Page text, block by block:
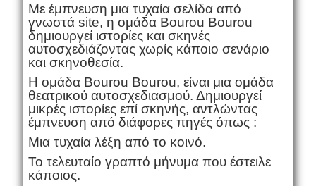
Με έμπνευση μια τυχαία σελίδα από
γνωστά site, η ομάδα Bourou Bourou
δημιουργεί ιστορίες και σκηνές
αυτοσχεδιάζοντας χωρίς κάποιο σενάριο
και σκηνοθεσία.
Η ομάδα Bourou Bourou, είναι μια ομάδα
θεατρικού αυτοσχεδιασμού. Δημιουργεί
μικρές ιστορίες επί σκηνής, αντλώντας
έμπνευση από διάφορες πηγές όπως :
Μια τυχαία λέξη από το κοινό.
Το τελευταίο γραπτό μήνυμα που έστειλε
κάποιος.